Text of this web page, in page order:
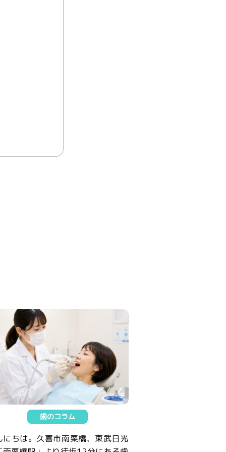
歯のコラム
にちは。久喜市南栗橋、東武日光